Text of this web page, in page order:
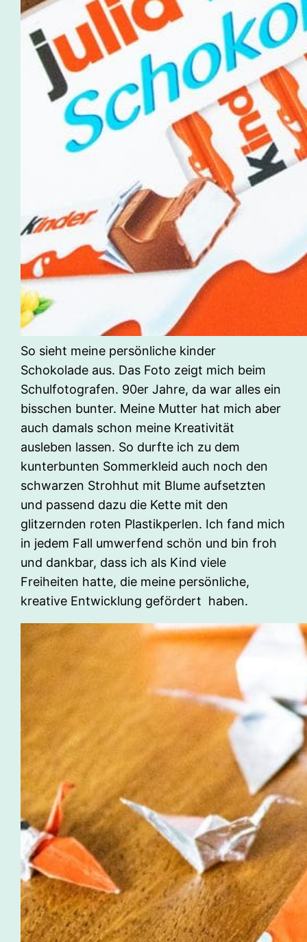
So sieht meine persönliche kinder
Schokolade aus. Das Foto zeigt mich beim
Schulfotografen. 90er Jahre, da war alles ein
bisschen bunter. Meine Mutter hat mich aber
auch damals schon meine Kreativität
ausleben lassen. So durfte ich zu dem
kunterbunten Sommerkleid auch noch den
schwarzen Strohhut mit Blume aufsetzten
und passend dazu die Kette mit den
glitzernden roten Plastikperlen. Ich fand mich
in jedem Fall umwerfend schön und bin froh
und dankbar, dass ich als Kind viele
Freiheiten hatte, die meine persönliche,
kreative Entwicklung gefördert haben.